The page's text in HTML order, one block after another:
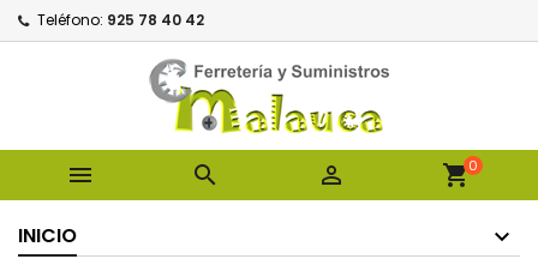
Teléfono: 925 78 40 42
   shopping_cart0
INICIO